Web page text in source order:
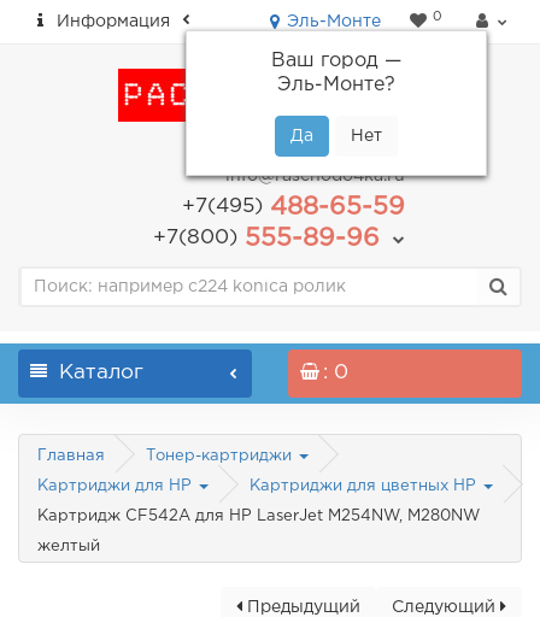
Информация Эль-Монте
Ваш город —
Эль-Монте?
0
пн-пт: с 9.00 до 18.00
info@raschodo4ka.ru
+7(495)488-65-59
+7(800)555-89-96
Каталог : 0
Главная Тонер-картриджи
Картриджи для HP Картриджи для цветных HP
Картридж CF542A для HP LaserJet M254NW, M280NW
желтый
Следующий
Предыдущий